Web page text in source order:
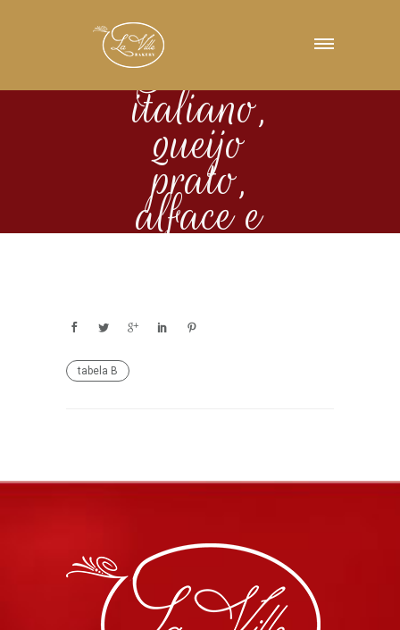
Salame
italiano,
queijo
prato,
alface e
tomate
tabela B